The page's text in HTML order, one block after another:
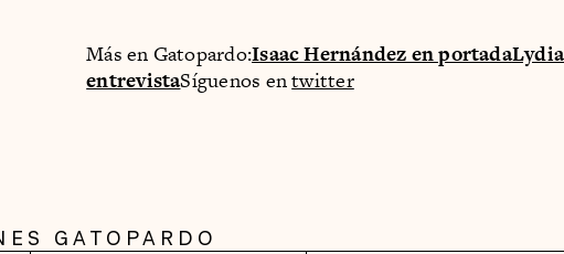
Más en Gatopardo:Isaac Hernández en portada
entrevistaSíguenos entwitter
GATOPARDO